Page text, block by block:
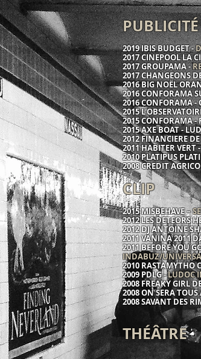
PUBLICITÉ
2019 IBIS BUDGET -
2017 CINEPOOL LA
2017 GROUPAMA -
2017 CHANGEONS
2016 BIG NOËL
2016 CONFORAMA
2016 CONFORAMA -
2015
2015 CONFORAMA -
2015 AXE BOAT -
2012 FINANCIERE
2011 HABITER VERT
2010 PLATIPUS
2008 CREDIT
CLIP
2015 MISBEHAVE –
2012 LES DETEORS
2012 DJ ANTOINE
2011 VANINA 2011
2011 BEFORE YOU
INDABUZ/
2010 RASTAMYTHO
2009 PDLG -LUDOC
2008 FREAKY GIRL
2008 ON SERA
2008 SAVANT DES
THÉÂTRE